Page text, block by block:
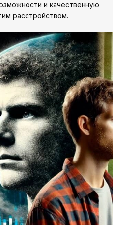
и качественную
расстройством.